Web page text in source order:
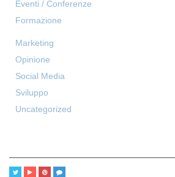
Eventi / Conferenze
Formazione
Marketing
Opinione
Social Media
Sviluppo
Uncategorized